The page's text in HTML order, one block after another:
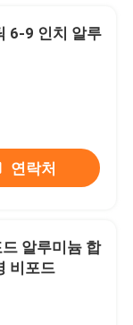
6-9 인치 알루
연락처
알루미늄 합
비포드